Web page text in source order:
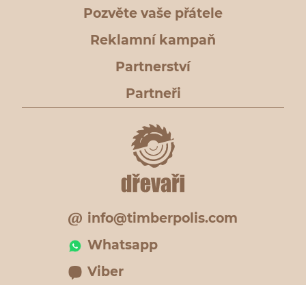
Pozvěte vaše přátele
Reklamní kampaň
Partnerství
Partneři
info@timberpolis.com
Whatsapp
Viber